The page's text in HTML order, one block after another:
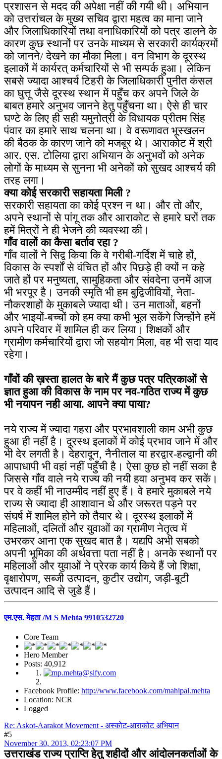
प्रशासन से मदद की अपेक्षा नहीं की गयी थी। अभियान
को उत्तरांचल के मुख्य सचिव द्वारा महत्व का माना जाने
और जिलाधिकारियों तथा वनाधिकारियों को पत्र डालने के
कारण कुछ स्थानों पर उनके माध्यम से सरकारी कार्यक्रमों
को जानने/ देखने का मौका मिला। वन विभाग के दूरस्थ
इलाकों में कार्यरत् कर्मचारियों से भी सम्पर्क हुआ। लेकिन
सबसे ज्यादा आश्चर्य टिहरी के जिलाधिकारी पुनीत कंसल
का घुत्तू जैसे दूरस्थ स्थान में पहुँच कर अपने जिले के
बाबत हमारे अनुभव जानने हेतु पहुँचना था। ऐसे ही चार
घण्टे के लिए ही सही यमुनोत्री के विधायक प्रीतम सिंह
पंवार का हमारे साथ चलना था। वे वरूणावत भूस्खलन
की बैठक के कारण जाने को मजबूर थे। आराकोट में श्री
आर. एस. टोलिया द्वारा अभियान के अनुभवों को अनेक
लोगों के माध्यम से सुनना भी अनेकों को सुखद आश्चर्य की
तरह लगा।
क्या कोई सरकारी सहायता मिली ?
सरकारी सहायता का कोई प्रश्न न था। और तो और,
अपने स्थानों से पांगू तक और आराकोट से हमारे घरों तक
हमें मित्रों ने ही भेजने की व्यवस्था की।
गाँव वालों का कैसा बर्ताव रहा ?
गाँव वालों ने सिद्व किया कि वे गरीबी-गर्दिश में चाहे हों,
विकास के स्पर्शों से वंचित हों और पिछड़े ही क्यों न कहे
जाते हों पर मनुष्यता, सामुहिकता और संवदेना उनमें आज
भी भरपूर है। उनकी स्मृति भी हम बुद्विजीवियों, नेता-
नौकरशाहों के मुकाबले ज्यादा थी। उन माताओं, बहनों
और भाइयों-बच्चों को हम क्या कभी भूल सकेंगे जिन्होंने हमें
अपने परिवार में शामिल ही कर लिया। शिक्षकों और
ग्रामीण कर्मचारियों द्वारा जो सहयोग मिला, वह भी सदा याद
रहेगा।
गाँवों की ख़स्ता हालत के बारे मैं कुछ पत्र पत्रिकाओं से
ज्ञात हुआ की विकास के नाम पर नव-गठित राज्य में कुछ
भी नयापन नही आया. आपने क्या पाया?
नये राज्य में ज्यादा गहरा और प्रभावशाली काम अभी कुछ
हुआ ही नहीं है। दूरस्थ इलाकों में कोई प्रभाव जाने में और
भी देर लगती है। देहरादून, नैनीताल या हरद्वार-हल्द्वानी की
आपाधापी भी वहां नहीं पहुँची है। ऐसा कुछ हो नहीं सका है
जिससे गाँव वाले नये राज्य की नयी हवा अनुभव कर सकें।
पर वे कहीं भी नाउम्मीद नहीं हुए हैं। वे हमारे मुकाबले नये
राज्य से ज्यादा ही आशावान थे और जरूरत पड़ने पर
संघर्ष में शामिल होने को तैयार थे। दूरस्थ इलाकों में
महिलाओं, दलितों और युवाओं का ग्रामीण नेतृत्व में
उभरकर आना एक सुखद बात है। यद्यपि अभी सबको
अपनी भूमिका की अर्थवत्ता पता नहीं है। अनके स्थानों पर
महिलाओं और युवाओं ने प्रेरक कार्य किये हैं जो शिक्षा,
वृक्षारोपण, सब्जी उत्पादन, कुटीर उद्योग, जड़ी-बूटी
उत्पादन आदि से जुडे हैं।
एम.एस. मेहता /M S Mehta 9910532720
Core Team
Hero Member
Posts: 40,912
Facebook Profile: http://www.facebook.com/mahipal.mehta
Location: NCR
Logged
Re: Askot-Aarakot Movement - अस्कोट-आराकोट अभियान
#5
November 30, 2013, 02:23:07 PM
उत्तराखंड राज्य प्राप्ति हेतु शहीदों और आंदोलनकर्ताओं के